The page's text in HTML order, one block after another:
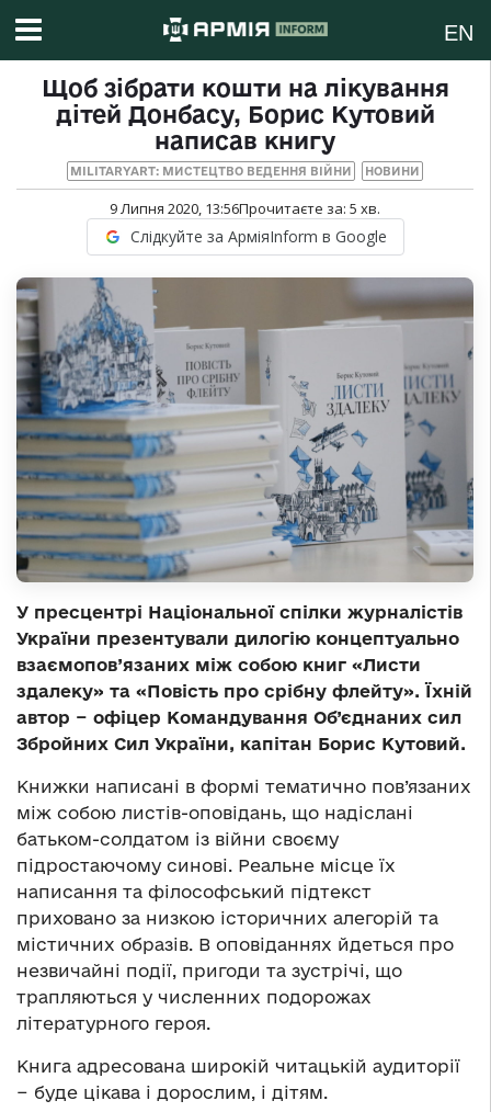
EN
Щоб зібрати кошти на лікування
дітей Донбасу, Борис Кутовий
написав книгу
MILITARYART: МИСТЕЦТВО ВЕДЕННЯ ВІЙНИ НОВИНИ
9 Липня 2020, 13:56Прочитаєте за: 5 хв.
Слідкуйте за АрміяInform в Google
У пресцентрі Національної спілки журналістів
України презентували дилогію концептуально
взаємопов’язаних між собою книг «Листи
здалеку» та «Повість про срібну флейту». Їхній
автор − офіцер Командування Об’єднаних сил
Збройних Сил України, капітан Борис Кутовий.
Книжки написані в формі тематично пов’язаних
між собою листів-оповідань, що надіслані
батьком-солдатом із війни своєму
підростаючому синові. Реальне місце їх
написання та філософський підтекст
приховано за низкою історичних алегорій та
містичних образів. В оповіданнях йдеться про
незвичайні події, пригоди та зустрічі, що
трапляються у численних подорожах
літературного героя.
Книга адресована широкій читацькій аудиторії
− буде цікава і дорослим, і дітям.